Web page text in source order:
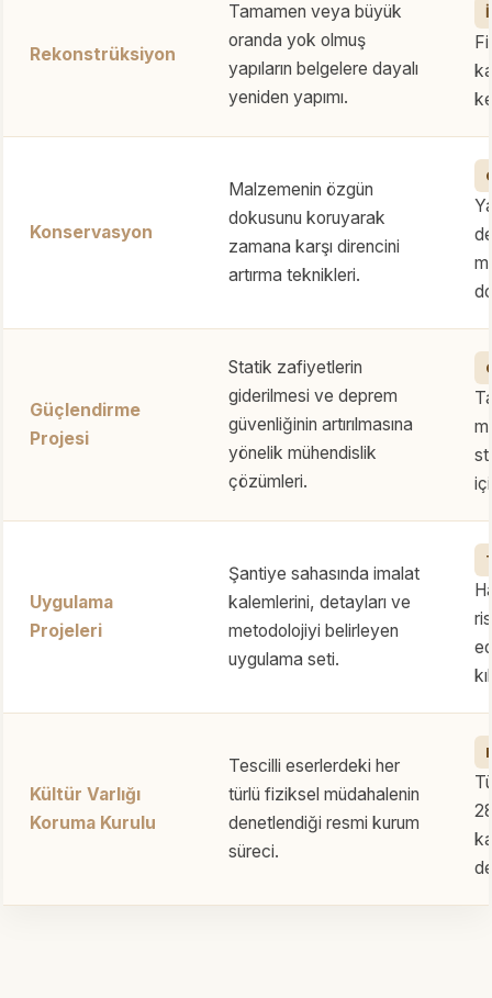
Rekonstrüksiyon
Tamamen veya büyük
oranda yok olmuş
yapıların belgelere dayalı
yeniden yapımı.
Konservasyon
Malzemenin özgün
dokusunu koruyarak
zamana karşı direncini
artırma teknikleri.
Güçlendirme
Projesi
Statik zafiyetlerin
giderilmesi ve deprem
güvenliğinin artırılmasına
yönelik mühendislik
çözümleri.
Uygulama
Projeleri
Şantiye sahasında imalat
kalemlerini, detayları ve
metodolojiyi belirleyen
uygulama seti.
Kültür Varlığı
Koruma Kurulu
Tescilli eserlerdeki her
türlü fiziksel müdahalenin
denetlendiği resmi kurum
süreci.